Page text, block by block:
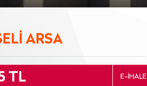
ARSA
TL E-İHALE